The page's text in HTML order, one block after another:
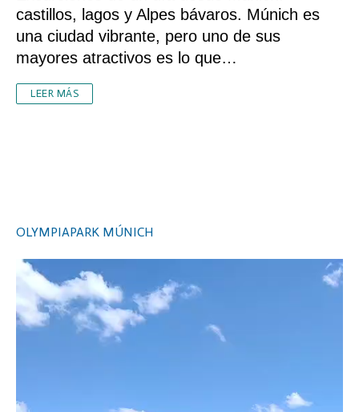
castillos, lagos y Alpes bávaros. Múnich es
una ciudad vibrante, pero uno de sus
mayores atractivos es lo que…
LEER MÁS
OLYMPIAPARK MÚNICH
Video
Player